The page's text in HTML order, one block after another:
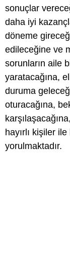
sonuçlar
daha iyi
döneme
edileceğine ve
sorunların aile
yaratacağına,
duruma
oturacağına,
hayırlı kişiler
yorulmaktadır.